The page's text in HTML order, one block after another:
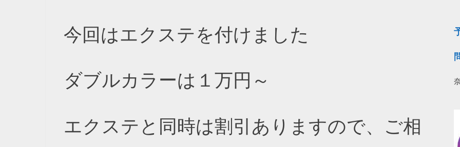
今回はエクステを付けました
ダブルカラーは１万円～
エクステと同時は割引ありますので、ご相